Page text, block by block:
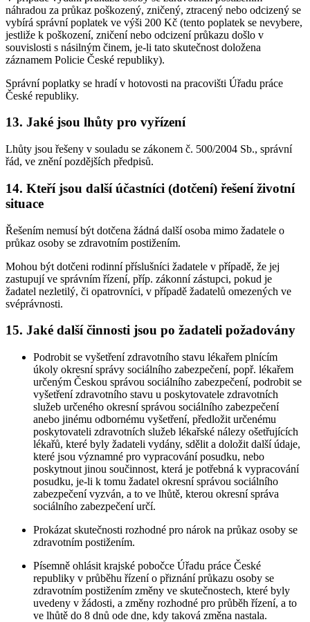
náhradou za průkaz poškozený, zničený, ztracený nebo odcizený se
vybírá správní poplatek ve výši 200 Kč (tento poplatek se nevybere,
jestliže k poškození, zničení nebo odcizení průkazu došlo v
souvislosti s násilným činem, je-li tato skutečnost doložena
záznamem Policie České republiky).
Správní poplatky se hradí v hotovosti na pracovišti Úřadu práce
České republiky.
13. Jaké jsou lhůty pro vyřízení
Lhůty jsou řešeny v souladu se zákonem č. 500/2004 Sb., správní
řád, ve znění pozdějších předpisů.
14. Kteří jsou další účastníci (dotčení) řešení životní
situace
Řešením nemusí být dotčena žádná další osoba mimo žadatele o
průkaz osoby se zdravotním postižením.
Mohou být dotčeni rodinní příslušníci žadatele v případě, že jej
zastupují ve správním řízení, příp. zákonní zástupci, pokud je
žadatel nezletilý, či opatrovníci, v případě žadatelů omezených ve
svéprávnosti.
15. Jaké další činnosti jsou po žadateli požadovány
Podrobit se vyšetření zdravotního stavu lékařem plnícím
úkoly okresní správy sociálního zabezpečení, popř. lékařem
určeným Českou správou sociálního zabezpečení, podrobit se
vyšetření zdravotního stavu u poskytovatele zdravotních
služeb určeného okresní správou sociálního zabezpečení
anebo jinému odbornému vyšetření, předložit určenému
poskytovateli zdravotních služeb lékařské nálezy ošetřujících
lékařů, které byly žadateli vydány, sdělit a doložit další údaje,
které jsou významné pro vypracování posudku, nebo
poskytnout jinou součinnost, která je potřebná k vypracování
posudku, je-li k tomu žadatel okresní správou sociálního
zabezpečení vyzván, a to ve lhůtě, kterou okresní správa
sociálního zabezpečení určí.
Prokázat skutečnosti rozhodné pro nárok na průkaz osoby se
zdravotním postižením.
Písemně ohlásit krajské pobočce Úřadu práce České
republiky v průběhu řízení o přiznání průkazu osoby se
zdravotním postižením změny ve skutečnostech, které byly
uvedeny v žádosti, a změny rozhodné pro průběh řízení, a to
ve lhůtě do 8 dnů ode dne, kdy taková změna nastala.